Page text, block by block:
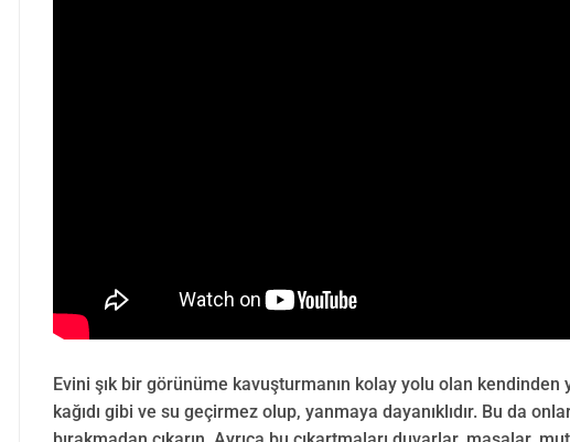
Evini şık bir görünüme kavuşturmanın kolay yolu olan kendinden
kağıdı gibi ve su geçirmez olup, yanmaya dayanıklıdır. Bu da